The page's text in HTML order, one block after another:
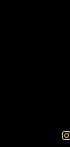
Instagram